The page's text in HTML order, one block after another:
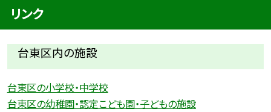
リンク
台東区内の施設
台東区の小学校・中学校
台東区の幼稚園・認定こども園・子どもの施設